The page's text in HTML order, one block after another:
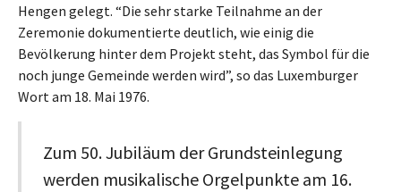
Hengen gelegt. “Die sehr starke Teilnahme an der
Zeremonie dokumentierte deutlich, wie einig die
Bevölkerung hinter dem Projekt steht, das Symbol für die
noch junge Gemeinde werden wird”, so das Luxemburger
Wort am 18. Mai 1976.
Zum 50. Jubiläum der Grundsteinlegung
werden musikalische Orgelpunkte am 16.